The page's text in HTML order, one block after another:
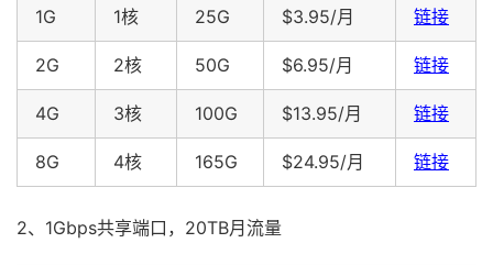
1G 1核 25G $3.95/月 链接
2G 2核 50G $6.95/月 链接
4G 3核 100G $13.95/月 链接
8G 4核 165G $24.95/月 链接
2、1Gbps共享端口，20TB月流量